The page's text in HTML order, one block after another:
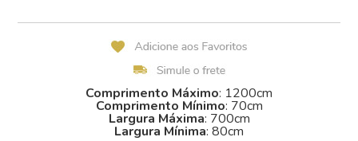
Comprimento Máximo: 1200cm
Comprimento Mínimo: 70cm
Largura Máxima: 700cm
Largura Mínima: 80cm